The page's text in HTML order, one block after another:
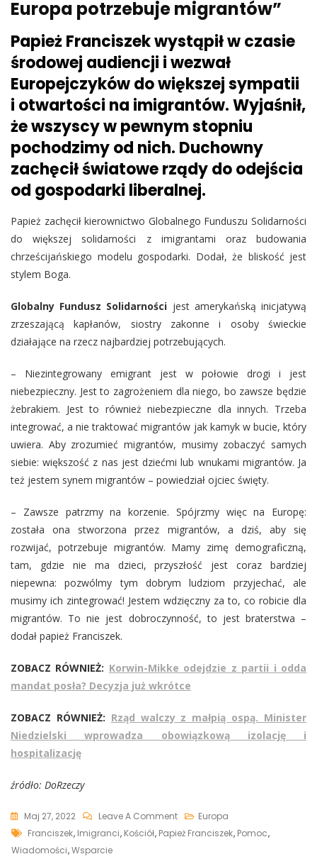
Europa potrzebuje migrantów”
Papież Franciszek wystąpił w czasie
środowej audiencji i wezwał
Europejczyków do większej sympatii
i otwartości na imigrantów. Wyjaśnił,
że wszyscy w pewnym stopniu
pochodzimy od nich. Duchowny
zachęcił światowe rządy do odejścia
od gospodarki liberalnej.
Papież zachęcił kierownictwo Globalnego Funduszu Solidarności
do większej solidarności z imigrantami oraz budowania
chrześcijańskiego modelu gospodarki. Dodał, że bliskość jest
stylem Boga.
Globalny Fundusz Solidarności jest amerykańską inicjatywą
zrzeszającą kapłanów, siostry zakonne i osoby świeckie
działające na rzecz najbardziej potrzebujących.
– Niezintegrowany emigrant jest w połowie drogi i jest
niebezpieczny. Jest to zagrożeniem dla niego, bo zawsze będzie
żebrakiem. Jest to również niebezpieczne dla innych. Trzeba
integrować, a nie traktować migrantów jak kamyk w bucie, który
uwiera. Aby zrozumieć migrantów, musimy zobaczyć samych
siebie: większość z nas jest dziećmi lub wnukami migrantów. Ja
też jestem synem migrantów – powiedział ojciec święty.
– Zawsze patrzmy na korzenie. Spójrzmy więc na Europę:
została ona stworzona przez migrantów, a dziś, aby się
rozwijać, potrzebuje migrantów. Mamy zimę demograficzną,
tam, gdzie nie ma dzieci, przyszłość jest coraz bardziej
niepewna: pozwólmy tym dobrym ludziom przyjechać, ale
musimy ich zintegrować! Jestem wdzięczny za to, co robicie dla
migrantów. To nie jest dobroczynność, to jest braterstwa –
dodał papież Franciszek.
ZOBACZ RÓWNIEŻ: Korwin-Mikke odejdzie z partii i odda
mandat posła? Decyzja już wkrótce
ZOBACZ RÓWNIEŻ: Rząd walczy z małpią ospą. Minister
Niedzielski wprowadza obowiązkową izolację i
hospitalizację
źródło: DoRzeczy
Maj 27, 2022 Leave A CommentOn
Papież
Europa
Tags
Franciszek, Imigranci, Kościół, Papież Franciszek, Pomoc,
Wiadomości,Wsparcie